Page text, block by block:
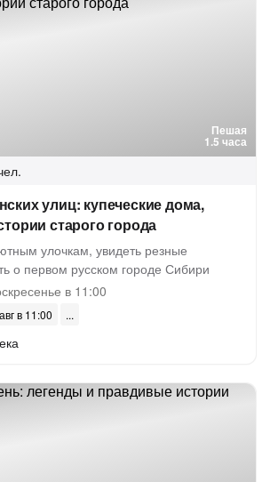
Пешая
1.5 часа
улиц: купеческие дома,
старого города
улочкам, увидеть резные
о первом русском городе Сибири
в 11:00
в 11:00